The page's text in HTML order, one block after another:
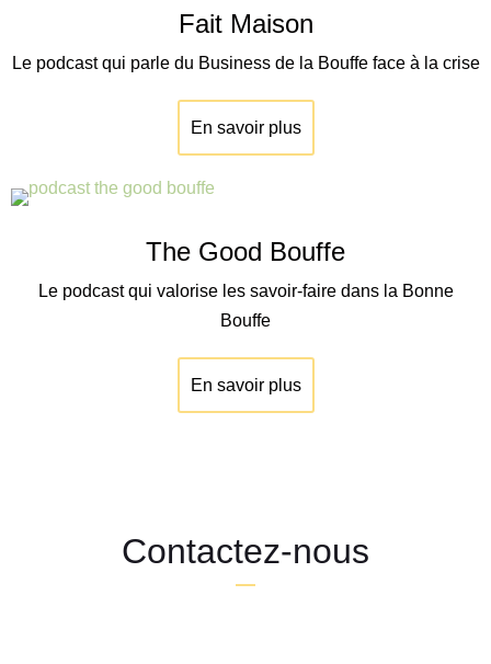
Fait Maison
Le podcast qui parle du Business de la Bouffe face à la crise
En savoir plus
The Good Bouffe
Le podcast qui valorise les savoir-faire dans la Bonne
Bouffe
En savoir plus
Contactez-nous